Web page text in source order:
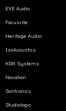
EVE Audio
Focusrite
Heritage Audio
IsoAcoustics
KRK Systems
Novation
Sontronics
Studiologic